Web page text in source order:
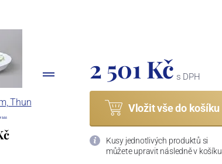
Thun
2 501 Kč s DPH
Vložit vše do košíku
Kusy jednotlivých produktů si
můžete upravit následně v košíku